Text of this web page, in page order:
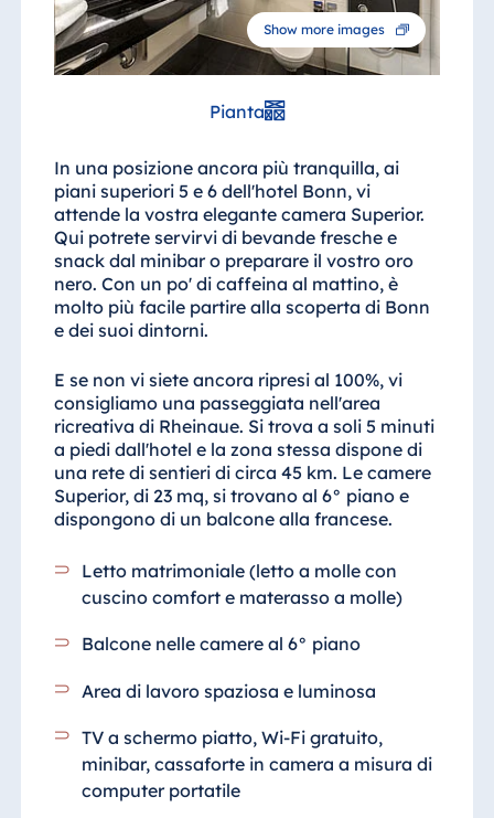
Show more images
Pianta
In una posizione ancora più tranquilla, ai
piani superiori 5 e 6 dell'hotel Bonn, vi
attende la vostra elegante camera Superior.
Qui potrete servirvi di bevande fresche e
snack dal minibar o preparare il vostro oro
nero. Con un po' di caffeina al mattino, è
molto più facile partire alla scoperta di Bonn
e dei suoi dintorni.
E se non vi siete ancora ripresi al 100%, vi
consigliamo una passeggiata nell'area
ricreativa di Rheinaue. Si trova a soli 5 minuti
a piedi dall'hotel e la zona stessa dispone di
una rete di sentieri di circa 45 km. Le camere
Superior, di 23 mq, si trovano al 6° piano e
dispongono di un balcone alla francese.
Letto matrimoniale (letto a molle con
cuscino comfort e materasso a molle)
Balcone nelle camere al 6° piano
Area di lavoro spaziosa e luminosa
TV a schermo piatto, Wi-Fi gratuito,
minibar, cassaforte in camera a misura di
computer portatile